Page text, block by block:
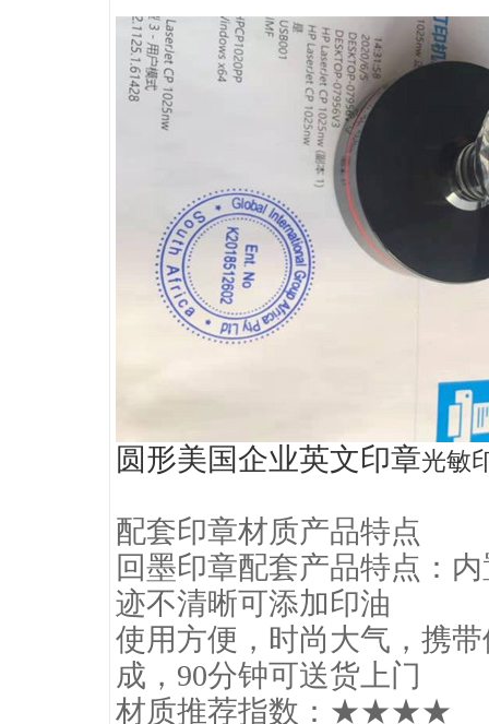
圆形美国企业英文印章光敏
配套印章材质产品特点
回墨印章配套产品特点：
迹不清晰可添加印油
使用方便，时尚大气，携
成，90分钟可送货上门
材质推荐指数：★★★★